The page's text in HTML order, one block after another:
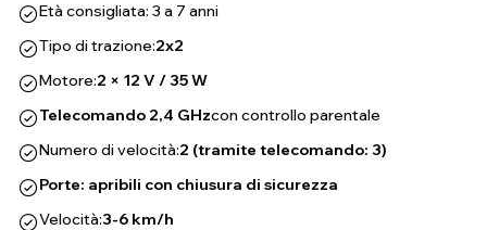
Età consigliata: 3 a 7 anni
Tipo di trazione:2x2
Motore:2 × 12 V / 35 W
Telecomando 2,4 GHzcon controllo parentale
Numero di velocità:2 (tramite telecomando: 3)
Porte: apribili con chiusura di sicurezza
Velocità:3-6 km/h